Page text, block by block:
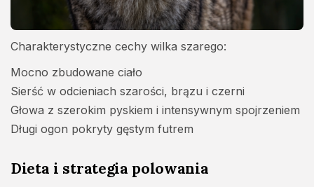
Charakterystyczne cechy wilka szarego:
Mocno zbudowane ciało
Sierść w odcieniach szarości, brązu i czerni
Głowa z szerokim pyskiem i intensywnym spojrzeniem
Długi ogon pokryty gęstym futrem
Dieta i strategia polowania